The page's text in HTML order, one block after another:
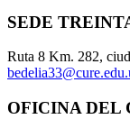
SEDE
Ruta 8 Km. 282,
OFICINA DEL